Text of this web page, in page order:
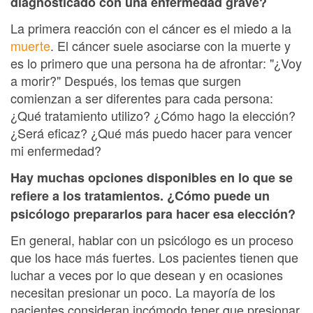
La primera reacción con el cáncer es el miedo a la
muerte. El cáncer suele asociarse con la muerte y
es lo primero que una persona ha de afrontar: "¿Voy
a morir?" Después, los temas que surgen
comienzan a ser diferentes para cada persona:
¿Qué tratamiento utilizo? ¿Cómo hago la elección?
¿Será eficaz? ¿Qué más puedo hacer para vencer
mi enfermedad?
Hay muchas opciones disponibles en lo que se
refiere a los tratamientos. ¿Cómo puede un
psicólogo prepararlos para hacer esa elección?
En general, hablar con un psicólogo es un proceso
que los hace más fuertes. Los pacientes tienen que
luchar a veces por lo que desean y en ocasiones
necesitan presionar un poco. La mayoría de los